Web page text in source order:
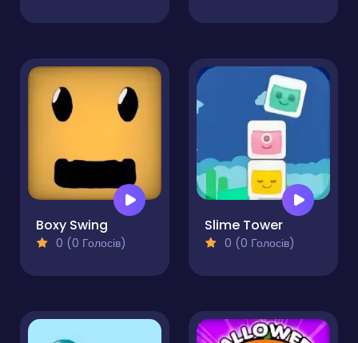
Boxy Swing
0 (0 Голосів)
Slime Tower
0 (0 Голосів)